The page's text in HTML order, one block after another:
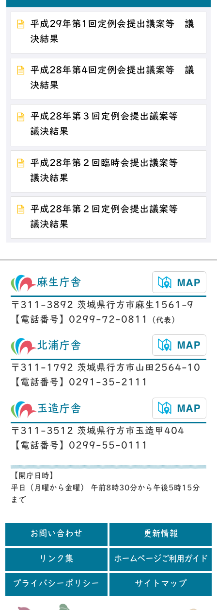
平成29年第1回定例会提出議案等 議
決結果
平成28年第4回定例会提出議案等 議
決結果
平成28年第３回定例会提出議案等
議決結果
平成28年第２回臨時会提出議案等
議決結果
平成28年第２回定例会提出議案等
議決結果
麻生庁舎
〒311-3892 茨城県行方市麻生1561-9
【電話番号】0299-72-0811
（代表）
北浦庁舎
〒311-1792 茨城県行方市山田2564-10
【電話番号】0291-35-2111
玉造庁舎
〒311-3512 茨城県行方市玉造甲404
【電話番号】0299-55-0111
【開庁日時】
平日（月曜から金曜） 午前8時30分から午後5時15分
まで
お問い合わせ 更新情報
リンク集 ホームページご利用ガイド
プライバシーポリシー サイトマップ